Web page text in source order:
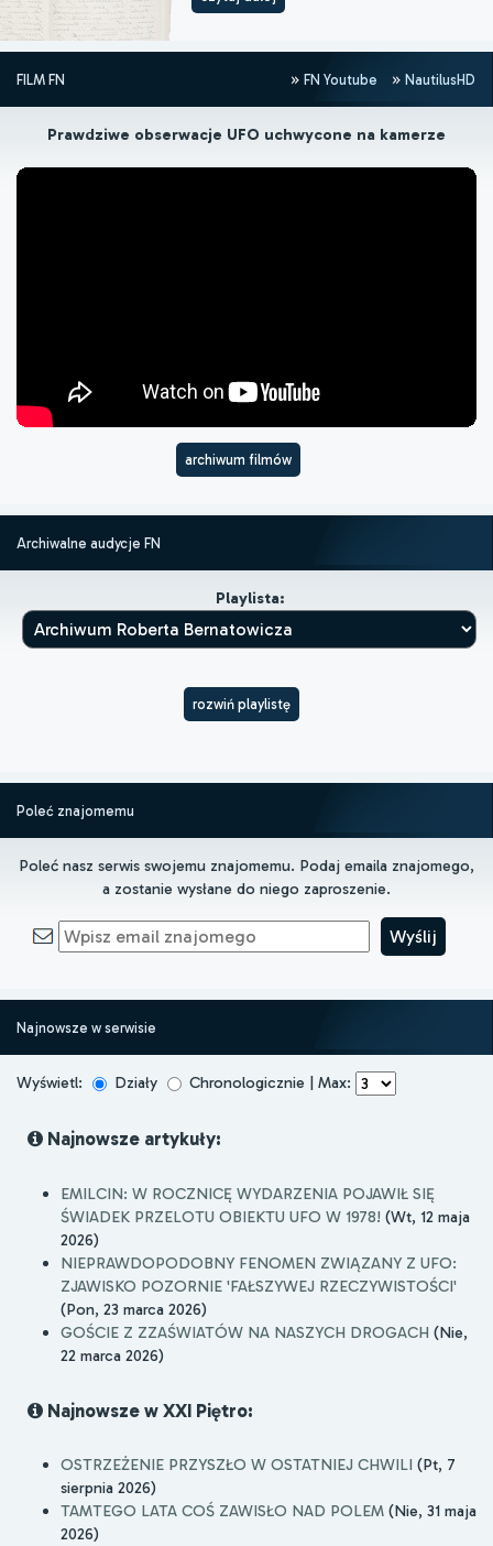
FILM FN FN Youtube NautilusHD
Prawdziwe obserwacje UFO uchwycone na kamerze
archiwum filmów
Archiwalne audycje FN
Playlista:
rozwiń playlistę
Poleć znajomemu
Poleć nasz serwis swojemu znajomemu. Podaj emaila znajomego,
a zostanie wysłane do niego zaproszenie.
Najnowsze w serwisie
Wyświetl: Działy Chronologicznie | Max:
Najnowsze artykuły:
EMILCIN: W ROCZNICĘ WYDARZENIA POJAWIŁ SIĘ
ŚWIADEK PRZELOTU OBIEKTU UFO W 1978! (Wt, 12 maja
2026)
NIEPRAWDOPODOBNY FENOMEN ZWIĄZANY Z UFO:
ZJAWISKO POZORNIE 'FAŁSZYWEJ RZECZYWISTOŚCI'
(Pon, 23 marca 2026)
GOŚCIE Z ZZAŚWIATÓW NA NASZYCH DROGACH (Nie,
22 marca 2026)
Najnowsze w XXI Piętro:
OSTRZEŻENIE PRZYSZŁO W OSTATNIEJ CHWILI (Pt, 7
sierpnia 2026)
TAMTEGO LATA COŚ ZAWISŁO NAD POLEM (Nie, 31 maja
2026)